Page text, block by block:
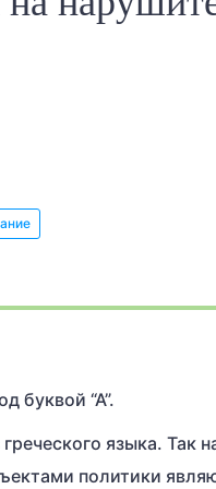
буквой “А”.
языка. Так
политики